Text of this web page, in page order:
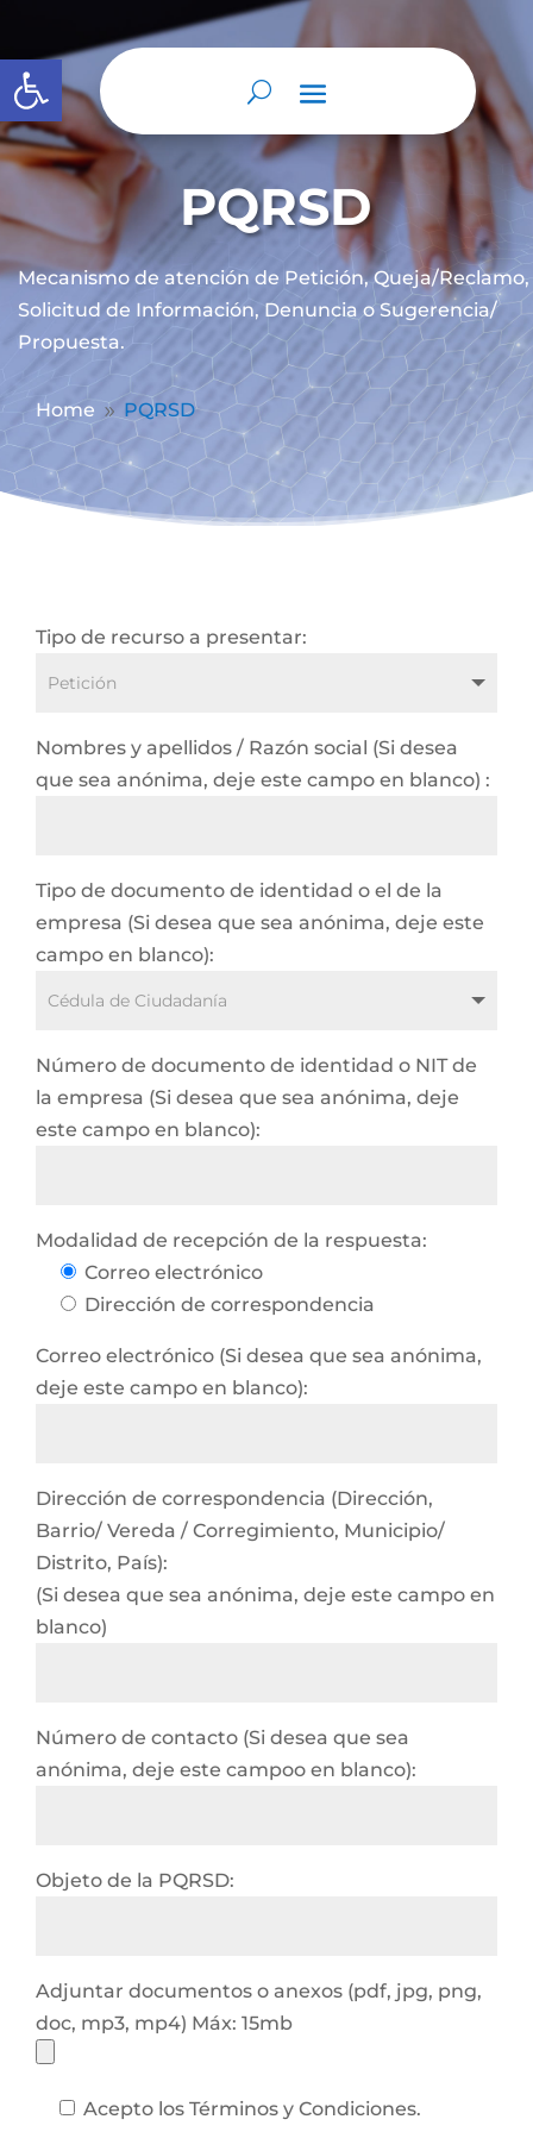
Abrir barra de herramientas
PQRSD
Mecanismo de atención de Petición, Queja/Reclamo,
Solicitud de Información, Denuncia o Sugerencia/
Propuesta.
Home 9 PQRSD
Tipo de recurso a presentar:
Nombres y apellidos / Razón social (Si desea
que sea anónima, deje este campo en blanco) :
Tipo de documento de identidad o el de la
empresa (Si desea que sea anónima, deje este
campo en blanco):
Número de documento de identidad o NIT de
la empresa (Si desea que sea anónima, deje
este campo en blanco):
Modalidad de recepción de la respuesta:
Correo electrónico
Dirección de correspondencia
Correo electrónico (Si desea que sea anónima,
deje este campo en blanco):
Dirección de correspondencia (Dirección,
Barrio/ Vereda / Corregimiento, Municipio/
Distrito, País):
(Si desea que sea anónima, deje este campo en
blanco)
Número de contacto (Si desea que sea
anónima, deje este campoo en blanco):
Objeto de la PQRSD:
Adjuntar documentos o anexos (pdf, jpg, png,
doc, mp3, mp4) Máx: 15mb
Acepto los Términos y Condiciones.